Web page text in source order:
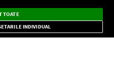
CONFIDENŢIALITATE
alerte
×
TOATE
INDIVIDUAL